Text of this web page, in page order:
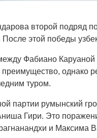
второй подряд
этой победы
Фабиано
однако
туром.
партии румынский
Гири. Это
и Максима